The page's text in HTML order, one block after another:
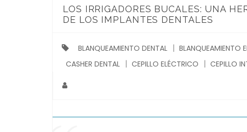
LOS IRRIGADORES BUCALES: UNA
DE LOS IMPLANTES DENTALES
BLANQUEAMIENTO DENTAL BLANQUEAMIENTO
CASHER DENTAL
CEPILLO ELÉCTRICO CEPILLO